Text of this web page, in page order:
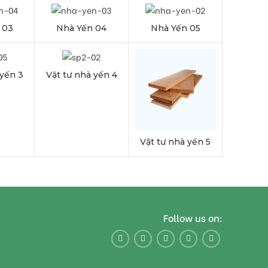
03 Nhà Yến 04 Nhà Yến 05
3 Vật tư nhà yến 4
Vật tư nhà yến 5
Follow us on: